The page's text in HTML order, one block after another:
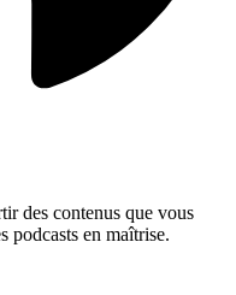
des contenus que vous
podcasts en maîtrise.